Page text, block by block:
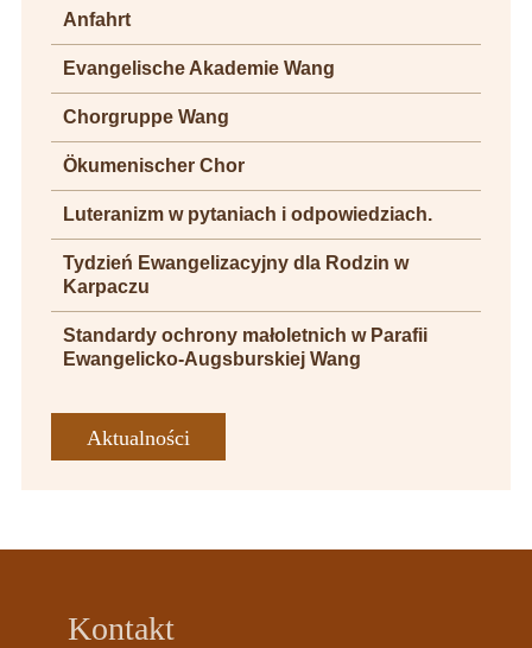
Anfahrt
Evangelische Akademie Wang
Chorgruppe Wang
Ökumenischer Chor
Luteranizm w pytaniach i odpowiedziach.
Tydzień Ewangelizacyjny dla Rodzin w
Karpaczu
Standardy ochrony małoletnich w Parafii
Ewangelicko-Augsburskiej Wang
Aktualności
Kontakt